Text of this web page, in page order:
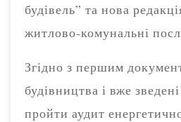
будівель” та нова
житлово-комунальні
Згідно з першим
будівництва і вже
пройти аудит